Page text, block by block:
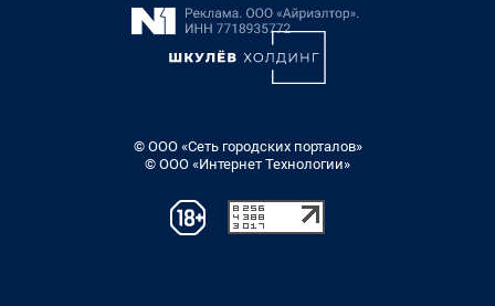
© ООО «Сеть городских порталов»
© ООО «Интернет Технологии»